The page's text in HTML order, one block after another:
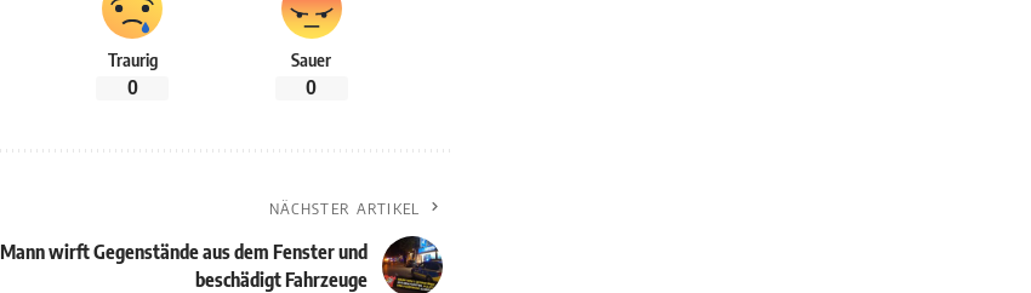
Traurig
0
Sauer
0
NÄCHSTER ARTIKEL
Mann wirft Gegenstände aus dem Fenster und
beschädigt Fahrzeuge